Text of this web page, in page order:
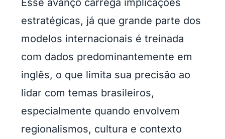
Esse avanço carrega implicações
estratégicas, já que grande parte dos
modelos internacionais é treinada
com dados predominantemente em
inglês, o que limita sua precisão ao
lidar com temas brasileiros,
especialmente quando envolvem
regionalismos, cultura e contexto